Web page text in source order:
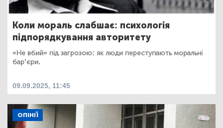
Коли мораль слабшає: психологія
підпорядкування авторитету
«Не вбий» під загрозою: як люди переступають моральні
бар’єри.
09.09.2025, 11:45
ОПІНІЇ